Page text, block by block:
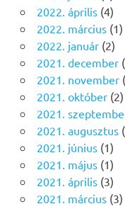
2022. április(4)
2022. március(1)
2022. január(2)
2021. december
2021. november
2021. október(2)
2021.
2021. augusztus
2021. június(1)
2021. május(1)
2021. április(3)
2021. március(3)